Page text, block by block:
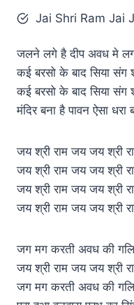
Jai Shri Ram Jai
जलने लगे है दीप अवध मे
कई बरसो के बाद सिया संग
कई बरसो के बाद सिया संग
मंदिर बना है पावन ऐसा
जय श्री राम जय जय श्री
जय श्री राम जय जय श्री
जय श्री राम जय जय श्री
जय श्री राम जय जय श्री
जग मग करती अवध की
जय श्री राम जय जय श्री
जग मग करती अवध की